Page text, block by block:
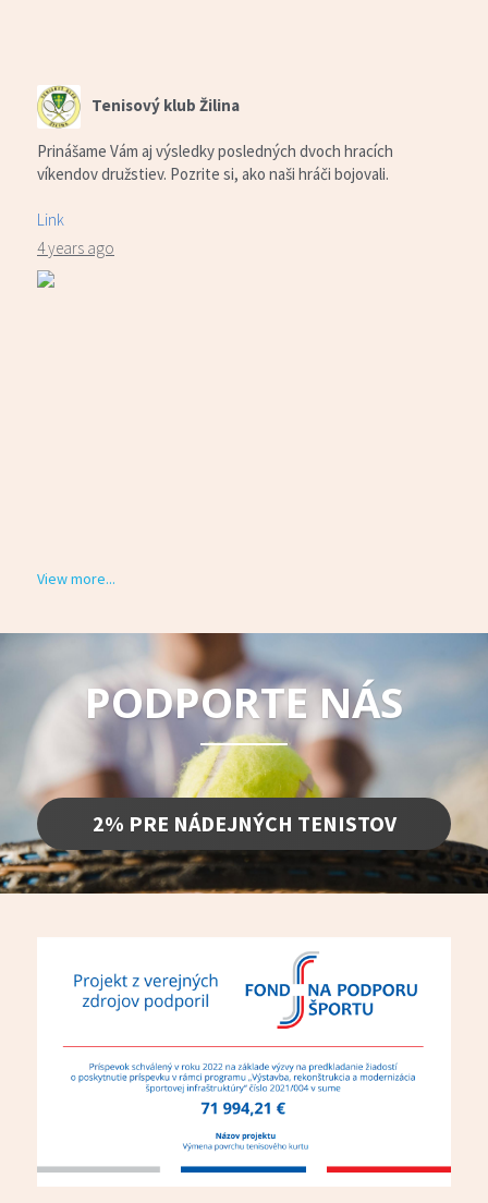
Tenisový klub Žilina
Prinášame Vám aj výsledky posledných dvoch hracích
víkendov družstiev. Pozrite si, ako naši hráči bojovali.
Link
4 years ago
View more...
PODPORTE NÁS
2% PRE NÁDEJNÝCH TENISTOV